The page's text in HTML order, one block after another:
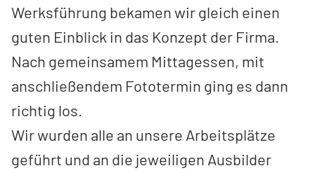
Werksführung bekamen wir gleich einen
guten Einblick in das Konzept der Firma.
Nach gemeinsamem Mittagessen, mit
anschließendem Fototermin ging es dann
richtig los.
Wir wurden alle an unsere Arbeitsplätze
geführt und an die jeweiligen Ausbilder